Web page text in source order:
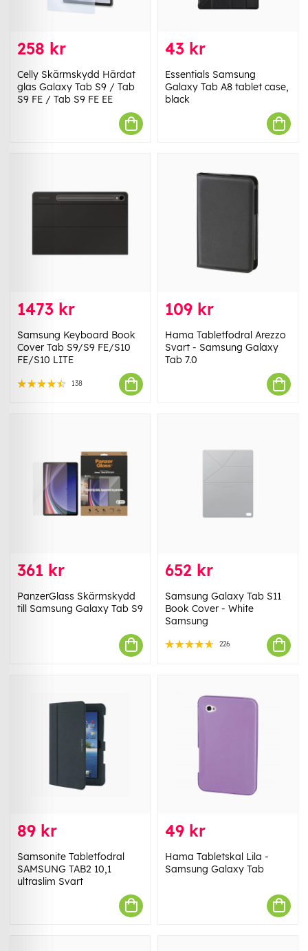
258 kr
Celly Skärmskydd Härdat
glas Galaxy Tab S9 / Tab
S9 FE / Tab S9 FE EE
43 kr
Essentials Samsung
Galaxy Tab A8 tablet case,
black
1473 kr
Samsung Keyboard Book
Cover Tab S9/S9 FE/S10
FE/S10 LITE
138
109 kr
Hama Tabletfodral Arezzo
Svart - Samsung Galaxy
Tab 7.0
361 kr
PanzerGlass Skärmskydd
till Samsung Galaxy Tab S9
652 kr
Samsung Galaxy Tab S11
Book Cover - White
Samsung
226
89 kr
Samsonite Tabletfodral
SAMSUNG TAB2 10,1
ultraslim Svart
49 kr
Hama Tabletskal Lila -
Samsung Galaxy Tab